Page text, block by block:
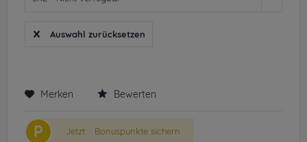
Auswahl zurücksetzen
Merken Bewerten
P Jetzt Bonuspunkte sichern